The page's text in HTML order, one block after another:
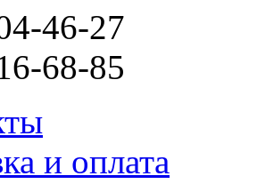
46-27
68-85
и оплата